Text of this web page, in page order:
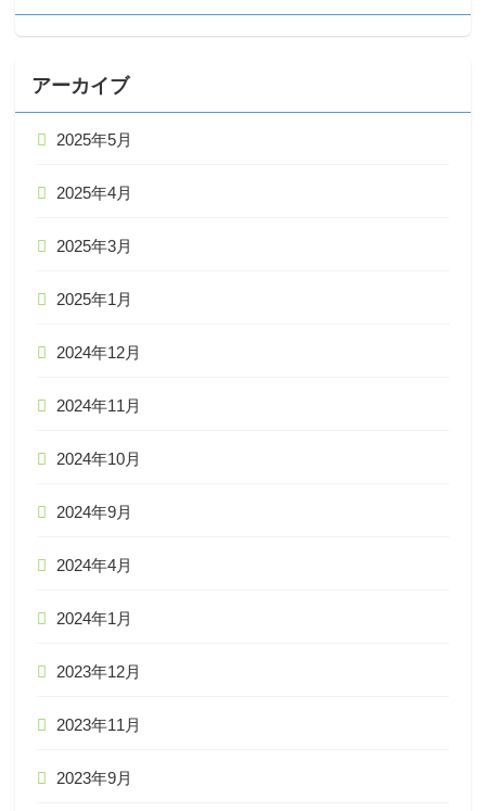
アーカイブ
2025年5月
2025年4月
2025年3月
2025年1月
2024年12月
2024年11月
2024年10月
2024年9月
2024年4月
2024年1月
2023年12月
2023年11月
2023年9月